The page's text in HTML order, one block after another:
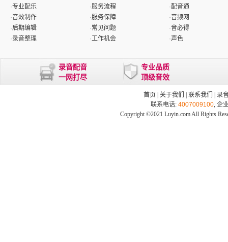
·专业配乐
·音效制作
·后期编辑
·录音整理
·服务流程
·服务保障
·常见问题
·工作机会
·配音通
·音频网
·音必得
·声色
录音配音
一网打尽
专业品质
顶级音效
首页 关于我们 联系我们
录
联系电话: 4007009100, 企
Copyright ©2021 Luyin.com All Rights